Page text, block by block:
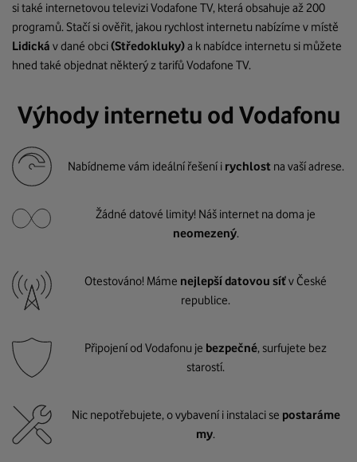
si také internetovou televizi Vodafone TV, která obsahuje až 200
programů. Stačí si ověřit, jakou rychlost internetu nabízíme v místě
Lidická v dané obci(Středokluky)a k nabídce internetu si můžete
hned také objednat některý z tarifů Vodafone TV.
Výhody internetu od Vodafonu
Nabídneme vám ideální řešení i rychlost na vaší adrese.
Žádné datové limity! Náš internet na doma je
neomezený.
Otestováno! Máme nejlepší datovou síťv České
republice.
Připojení od Vodafonu je bezpečné, surfujete bez
starostí.
Nic nepotřebujete, o vybavení i instalaci se postaráme
my.